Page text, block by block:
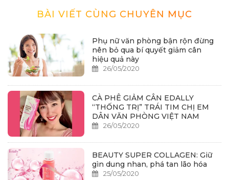
BÀI VIẾT CÙNG CHUYÊN MỤC
Phụ nữ văn phòng bận rộn đừng
nên bỏ qua bí quyết giảm cân
hiệu quả này
26/05/2020
CÀ PHÊ GIẢM CÂN EDALLY
“THỐNG TRỊ” TRÁI TIM CHỊ EM
DÂN VĂN PHÒNG VIỆT NAM
26/05/2020
BEAUTY SUPER COLLAGEN: Giữ
gìn dung nhan, phá tan lão hóa
25/05/2020